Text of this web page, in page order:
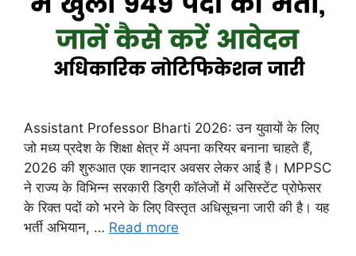
Assistant Professor Bharti 2026: उन युवायों के लिए
जो मध्य प्रदेश के शिक्षा क्षेत्र में अपना करियर बनाना चाहते हैं,
2026 की शुरुआत एक शानदार अवसर लेकर आई है। MPPSC
ने राज्य के विभिन्न सरकारी डिग्री कॉलेजों में असिस्टेंट प्रोफेसर
के रिक्त पदों को भरने के लिए विस्तृत अधिसूचना जारी की है। यह
भर्ती अभियान, … Read more